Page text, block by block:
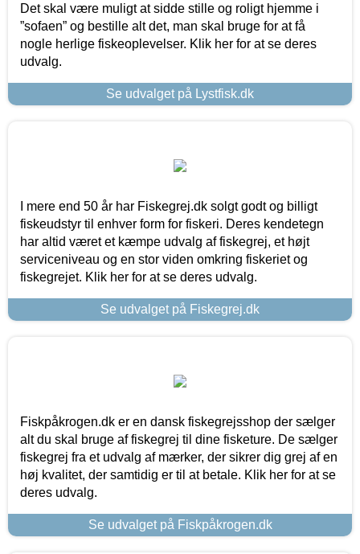
Det skal være muligt at sidde stille og roligt hjemme i
”sofaen” og bestille alt det, man skal bruge for at få
nogle herlige fiskeoplevelser. Klik her for at se deres
udvalg.
Se udvalget på Lystfisk.dk
I mere end 50 år har Fiskegrej.dk solgt godt og billigt
fiskeudstyr til enhver form for fiskeri. Deres kendetegn
har altid været et kæmpe udvalg af fiskegrej, et højt
serviceniveau og en stor viden omkring fiskeriet og
fiskegrejet. Klik her for at se deres udvalg.
Se udvalget på Fiskegrej.dk
Fiskpåkrogen.dk er en dansk fiskegrejsshop der sælger
alt du skal bruge af fiskegrej til dine fisketure. De sælger
fiskegrej fra et udvalg af mærker, der sikrer dig grej af en
høj kvalitet, der samtidig er til at betale. Klik her for at se
deres udvalg.
Se udvalget på Fiskpåkrogen.dk